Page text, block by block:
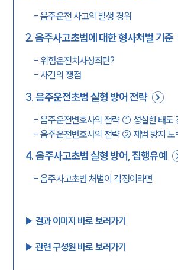
-음주운전 사고의 발생 경위
2.음주사고초범에 대한 형사처벌 기준
- 위험운전치사상죄란?
-사건의 쟁점
3.음주운전초범 실형 방어 전략
-음주운전변호사의 전략 ① 성실한 태도
-음주운전변호사의 전략 ② 재범 방지 노
4.음주사고초범 실형 방어, 집행유예
-음주사고초범 처벌이 걱정이라면
▶︎ 결과 이미지 바로 보러가기
▶︎ 관련 구성원 바로 보러가기